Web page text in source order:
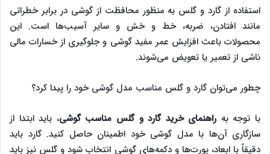
استفاده از گارد و گلس به منظور محافظت از گوشی در برابر خطراتی
مانند افتادن، ضربه، خط و خش و سایر آسیب‌ها است. این
محصولات باعث افزایش عمر مفید گوشی و جلوگیری از خسارات مالی
ناشی از تعمیر یا تعویض می‌شوند.
چطور می‌توان گارد و گلس مناسب مدل گوشی خود را پیدا کرد؟
با توجه بهراهنمای خرید گارد و گلس مناسب گوشی، باید ابتدا از
سازگاری آن‌ها با مدل گوشی خود اطمینان حاصل کنید. گارد باید
دقیقاً با ابعاد، پورت‌ها و دکمه‌های گوشی انتخاب شود و گلس نیز باید